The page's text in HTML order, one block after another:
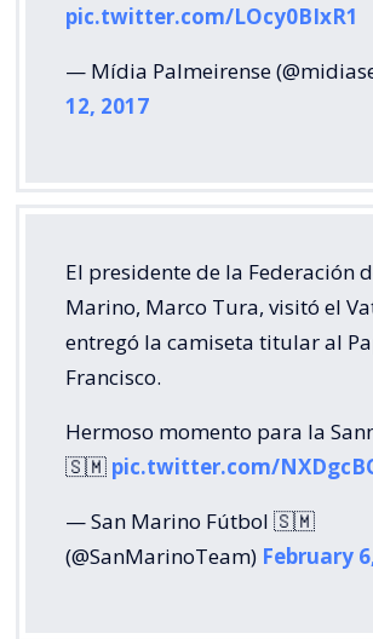
pic.twitter.com/LOcy0BIxR1
— Mídia Palmeirense
12, 2017
El presidente de la Federación
Marino, Marco Tura, visitó el
entregó la camiseta titular al
Francisco.
Hermoso momento para la
🇸🇲 pic.twitter.com/
— San Marino Fútbol 🇸🇲
(@SanMarinoTeam) February